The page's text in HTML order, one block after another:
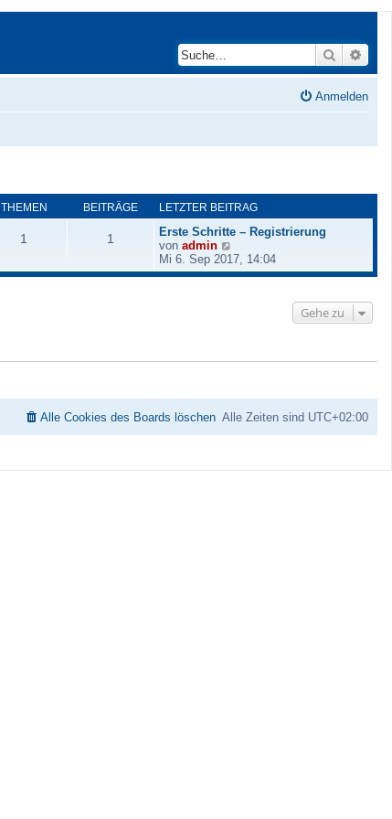
Suche
Anmelden
THEMEN BEITRÄGE LETZTER BEITRAG
1 1
Erste Schritte – Registrierung
von admin
e
u
a
g
Mi 6. Sep 2017, 14:04
Gehe zu
Alle Zeiten sind UTC+02:00
Alle Cookies des Boards löschen